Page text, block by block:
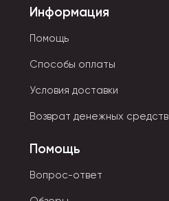
Информация
Помощь
Способы оплаты
Условия доставки
Возврат денежных средств
Помощь
Вопрос-ответ